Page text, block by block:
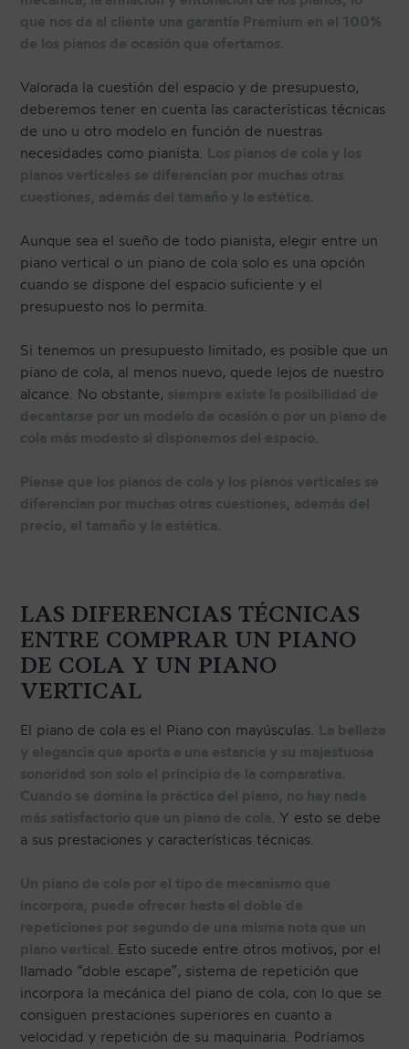
que nos da al cliente una garantía Premium en el 100%
de los pianos de ocasión que ofertamos.
Valorada la cuestión del espacio y de presupuesto,
deberemos tener en cuenta las características técnicas
de uno u otro modelo en función de nuestras
necesidades como pianista. Los pianos de cola y los
pianos verticales se diferencian por muchas otras
cuestiones, además del tamaño y la estética.
Aunque sea el sueño de todo pianista, elegir entre un
piano vertical o un piano de cola solo es una opción
cuando se dispone del espacio suficiente y el
presupuesto nos lo permita.
Si tenemos un presupuesto limitado, es posible que un
piano de cola, al menos nuevo, quede lejos de nuestro
alcance. No obstante, siempre existe la posibilidad de
decantarse por un modelo de ocasión o por un piano de
cola más modesto si disponemos del espacio
Piense que los pianos de cola y los pianos verticales se
diferencian por muchas otras cuestiones, además del
precio, el tamaño y la estética
LAS DIFERENCIAS TÉCNICAS
ENTRE COMPRAR UN PIANO
DE COLA Y UN PIANO
VERTICAL
El piano de cola es el Piano con mayúsculas. La belleza
y elegancia que aporta a una estancia y su majestuosa
sonoridad son solo el principio de la comparativa.
Cuando se domina la práctica del piano, no hay nada
más satisfactorio que un piano de cola . Y esto se debe
a sus prestaciones y características técnicas.
Un piano de cola por el tipo de mecanismo que
incorpora, puede ofrecer hasta el doble de
repeticiones por segundo de una misma nota que un
piano vertical . Esto sucede entre otros motivos, por el
llamado “doble escape”, sistema de repetición que
incorpora la mecánica del piano de cola, con lo que se
consiguen prestaciones superiores en cuanto a
velocidad y repetición de su maquinaria. Podríamos